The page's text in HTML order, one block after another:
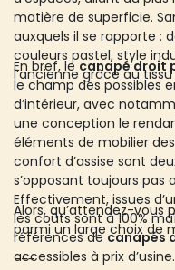
matière de superficie.
auxquels il se rapporte :
couleurs pastel, style
l’ancienne grâce au
En bref, le canapé droit
le champ des possibles
d’intérieur, avec
une conception le
éléments de mobilier
confort d’assise sont
s’opposant toujours pas
Effectivement, issues
les coûts sont à 100%
références decanapés
accessibles à prix d’usine.
Alors, qu’attendez-vous
parmi un large choix de
---